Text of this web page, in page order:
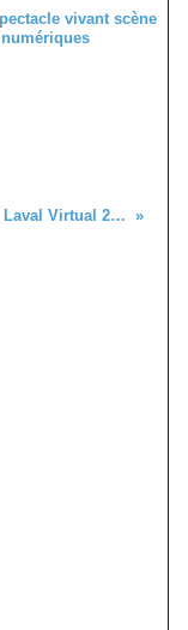
vivant scène
Laval Virtual 2017